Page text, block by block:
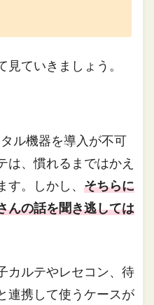
ていきましょう。
ル機器を導入が不可
は、慣れるまではかえ
す。しかし、そちらに
んの話を聞き逃しては
カルテやレセコン、待
連携して使うケースが